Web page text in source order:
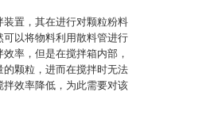
置，其在进行对颗粒粉料
以将物料利用散料管进行
率，但是在搅拌箱内部，
颗粒，进而在搅拌时无法
效率降低，为此需要对该